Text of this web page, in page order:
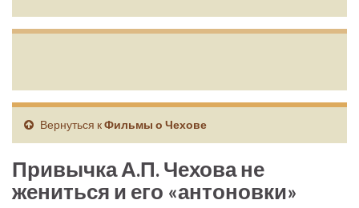
Вернуться кФильмы о Чехове
Привычка А.П. Чехова не
жениться и его «антоновки»